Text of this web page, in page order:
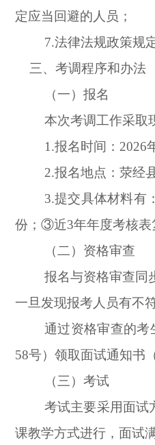
定应当回避的人员；
7.法律法规政策规
三、考调程序和办法
（一）报名
本次考调工作采取
1.报名时间：2026
2.报名地点：荥经
3.提交具体材料有
份；③近3年年度考核
（二）资格审查
报名与资格审查同
一旦发现报考人员有不
通过资格审查的考
58号）领取面试通知书
（三）考试
考试主要采用面试
课教学方式进行，面试